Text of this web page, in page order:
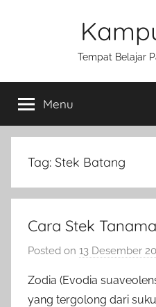
Tempat Belajar
Menu
Tag: Stek Batang
Cara Stek
Posted on 13 Desember
Zodia (Evodia
yang tergolong dari